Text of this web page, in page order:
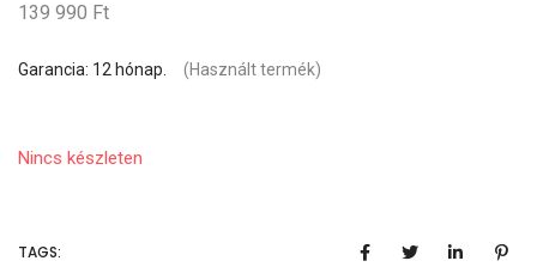
139 990 Ft
Garancia: 12 hónap. (Használt termék)
Nincs készleten
TAGS: